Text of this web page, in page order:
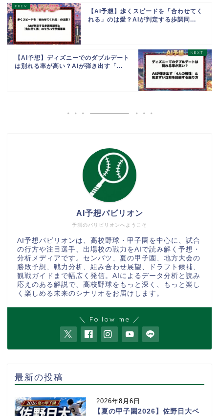
【AI予想】歩くスピードを「合わせてく
れる」のは愛？AIが判定する歩調同...
【AI予想】ディズニーでのダブルデート
は別れる率が高い？AIが弾き出す「...
予測のパリビリオンへようこそ
AI予想パビリオン
AI予想パビリオンは、高校野球・甲子園を中心に、試合
の行方や注目選手、出場校の戦力をAIで読み解く予想・
分析メディアです。センバツ、夏の甲子園、地方大会の
勝敗予想、戦力分析、組み合わせ展望、ドラフト候補、
観戦ガイドまで幅広く発信。AIによるデータ分析と読み
応えのある解説で、高校野球をもっと深く、もっと楽し
く楽しめる未来のシナリオをお届けします。
＼ Follow me ／
最新の投稿
2026年8月6日
【夏の甲子園2026】佐野日大ベ